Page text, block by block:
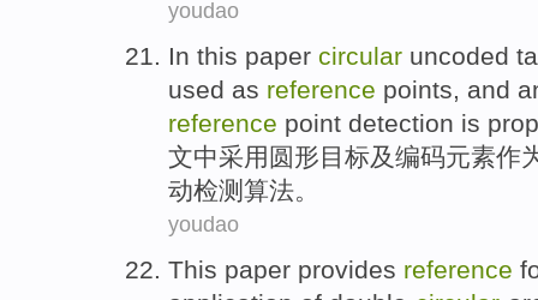
youdao
In this paper circular uncoded
used as reference points, and
reference point detection is
文中采用 圆形目标及编码元素作
动检测 算法。
youdao
This paper provides reference